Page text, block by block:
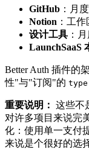
GitHub ：月
Notion ：工
设计工具 ：
LaunchSaaS
Better Auth 插件的
性"与"订阅"的 type
重要说明： 这些不
对许多项目来说完
化：使用单一支付
来说是个很好的选